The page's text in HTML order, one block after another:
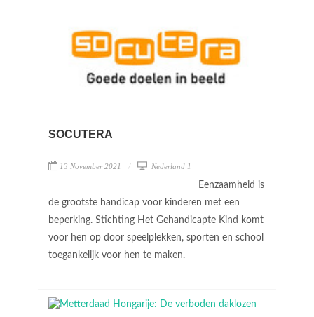
SOCUTERA
13 November 2021 Nederland 1
Eenzaamheid is
de grootste handicap voor kinderen met een
beperking. Stichting Het Gehandicapte Kind komt
voor hen op door speelplekken, sporten en school
toegankelijk voor hen te maken.